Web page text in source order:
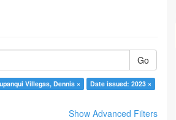
Go
Villegas, Dennis ×
Date issued: 2023 ×
Show Advanced Filters